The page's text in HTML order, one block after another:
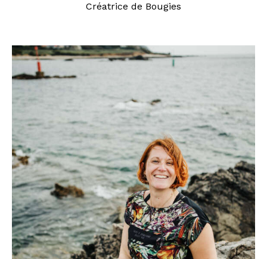
Créatrice de Bougies